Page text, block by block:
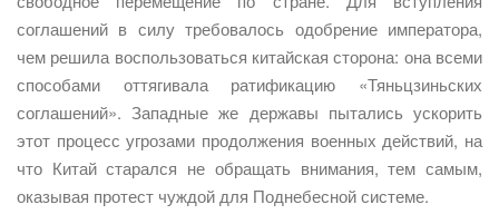
соглашений в силу требовалось одобрение императора,
чем решила воспользоваться китайская сторона: она всеми
способами оттягивала ратификацию «Тяньцзиньских
соглашений». Западные же державы пытались ускорить
этот процесс угрозами продолжения военных действий, на
что Китай старался не обращать внимания, тем самым,
оказывая протест чуждой для Поднебесной системе.